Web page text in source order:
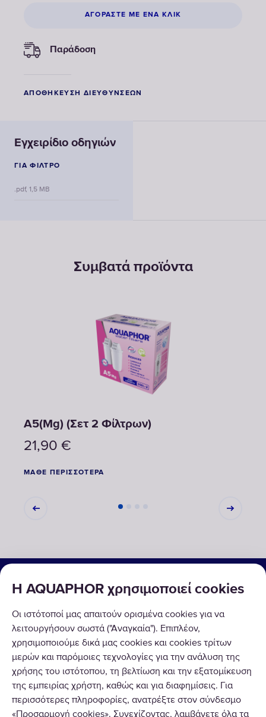
ΑΓΟΡΆΣΤΕ ΜΕ ΈΝΑ ΚΛΙΚ
Παράδοση
ΑΠΟΘΉΚΕΥΣΗ ΔΙΕΥΘΎΝΣΕΩΝ
Εγχειρίδιο οδηγιών
ΓΙΑ ΦΊΛΤΡΟ
.pdf, 1,5 MB
Συμβατά προϊόντα
A5(Mg) (Σετ 2 Φίλτρων)
21,90 €
ΜΆΘΕ ΠΕΡΙΣΣΌΤΕΡΑ
Η AQUAPHOR χρησιμοποιεί cookies
Οι ιστότοποί μας απαιτούν ορισμένα cookies για να
λειτουργήσουν σωστά ("Αναγκαία"). Επιπλέον,
χρησιμοποιούμε δικά μας cookies και cookies τρίτων
μερών και παρόμοιες τεχνολογίες για την ανάλυση της
χρήσης του ιστότοπου, τη βελτίωση και την εξατομίκευση
της εμπειρίας χρήστη, καθώς και για διαφημίσεις. Για
περισσότερες πληροφορίες, ανατρέξτε στον σύνδεσμο
«Προσαρμογή cookies». Συνεχίζοντας, λαμβάνετε όλα τα
ΣΧΕΤΙΚΑ ΜΕ ΕΜΑΣ
Copyright © 2020 AQUAPHOR.